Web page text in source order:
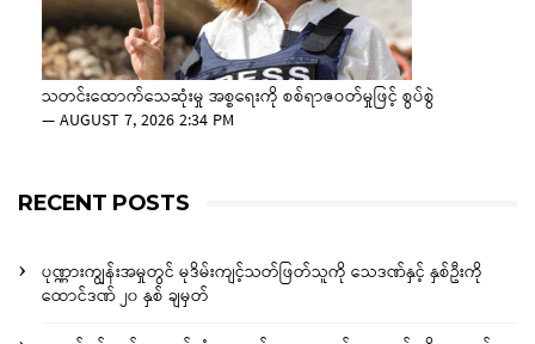
သတင်းထောက်သေဆုံးမှု အစ္စရေးကို စစ်ရာဇဝတ်မှုဖြင့် စွပ်စွဲ
—AUGUST 7, 2026 2:34 PM
RECENT POSTS
ပုဏ္ဏားကျွန်းအမှုတွင် မုဒိမ်းကျင့်သတ်ဖြတ်သူကို သေဒဏ်နှင့် နှစ်ဦးကို
ထောင်ဒဏ် ၂၀ နှစ် ချမှတ်